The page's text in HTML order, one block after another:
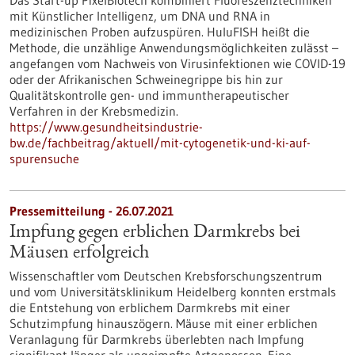
mit Künstlicher Intelligenz, um DNA und RNA in
medizinischen Proben aufzuspüren. HuluFISH heißt die
Methode, die unzählige Anwendungsmöglichkeiten zulässt –
angefangen vom Nachweis von Virusinfektionen wie COVID-19
oder der Afrikanischen Schweinegrippe bis hin zur
Qualitätskontrolle gen- und immuntherapeutischer
Verfahren in der Krebsmedizin.
https://www.gesundheitsindustrie-
bw.de/fachbeitrag/aktuell/mit-cytogenetik-und-ki-auf-
spurensuche
Pressemitteilung - 26.07.2021
Impfung gegen erblichen Darmkrebs bei
Mäusen erfolgreich
Wissenschaftler vom Deutschen Krebsforschungszentrum
und vom Universitätsklinikum Heidelberg konnten erstmals
die Entstehung von erblichem Darmkrebs mit einer
Schutzimpfung hinauszögern. Mäuse mit einer erblichen
Veranlagung für Darmkrebs überlebten nach Impfung